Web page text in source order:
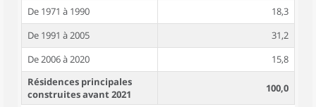
De 1971 à 1990
18,3
De 1991 à 2005
31,2
De 2006 à 2020
15,8
Résidences principales
construites avant 2021
100,0